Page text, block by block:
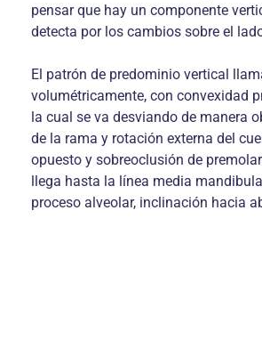
pensar que hay un componente
detecta por los cambios sobre el
El patrón de predominio vertical
volumétricamente, con convexidad
la cual se va desviando de manera
de la rama y rotación externa del
opuesto y sobreoclusión de
llega hasta la línea media
proceso alveolar, inclinación hacia